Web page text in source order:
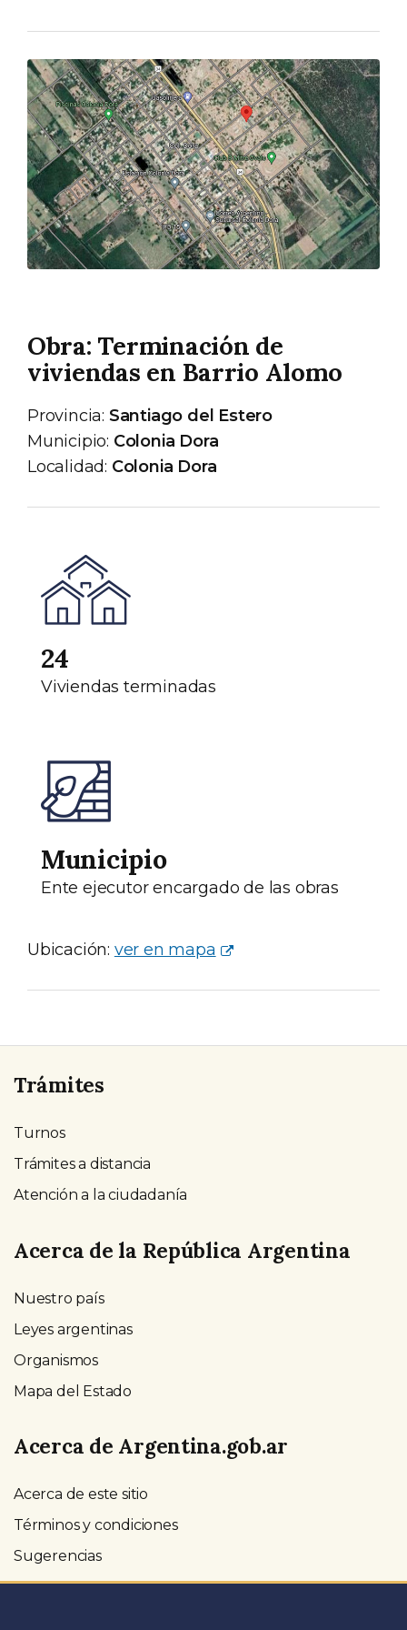
Obra: Terminación de
viviendas en Barrio Alomo
Provincia: Santiago del Estero
Municipio: Colonia Dora
Localidad: Colonia Dora
24
Viviendas terminadas
Municipio
Ente ejecutor encargado de las obras
Ubicación: ver en mapa
Trámites
Turnos
Trámites a distancia
Atención a la ciudadanía
Acerca de la República Argentina
Nuestro país
Leyes argentinas
Organismos
Mapa del Estado
Acerca de Argentina.gob.ar
Acerca de este sitio
Términos y condiciones
Sugerencias